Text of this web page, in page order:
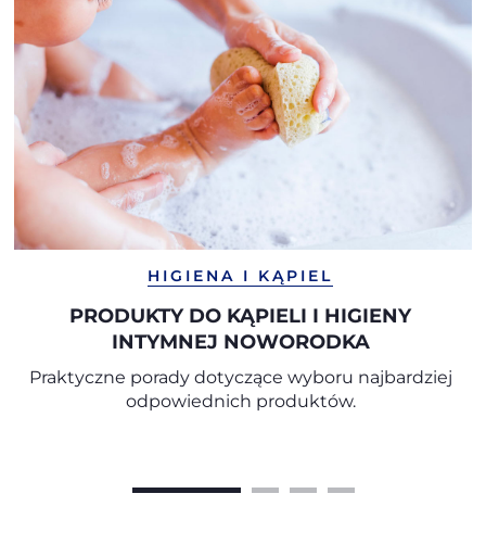
HIGIENA I KĄPIEL
PRODUKTY DO KĄPIELI I HIGIENY
INTYMNEJ NOWORODKA
Praktyczne porady dotyczące wyboru najbardziej
odpowiednich produktów.